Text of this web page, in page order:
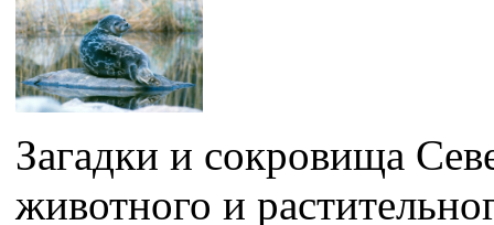
Загадки и сокровища
животного и